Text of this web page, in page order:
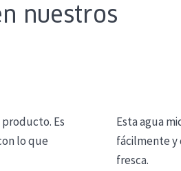
nuestros
Es
lo que
Esta agua
fácilmente y
fresca.